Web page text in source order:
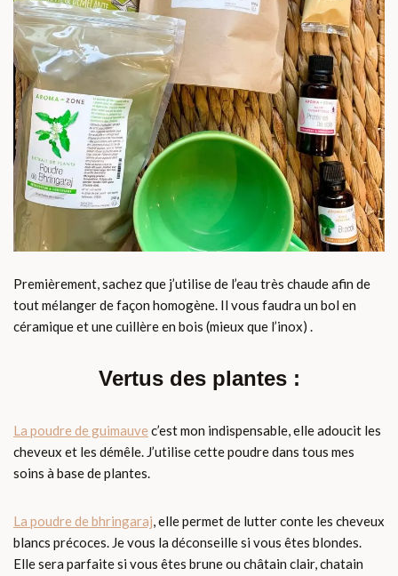
Premièrement, sachez que j’utilise de l’eau très chaude afin de
tout mélanger de façon homogène. Il vous faudra un bol en
céramique et une cuillère en bois (mieux que l’inox) .
Vertus des plantes :
La poudre de guimauve c’est mon indispensable, elle adoucit les
cheveux et les démêle. J’utilise cette poudre dans tous mes
soins à base de plantes.
La poudre de bhringaraj, elle permet de lutter conte les cheveux
blancs précoces. Je vous la déconseille si vous êtes blondes.
Elle sera parfaite si vous êtes brune ou châtain clair, chatain